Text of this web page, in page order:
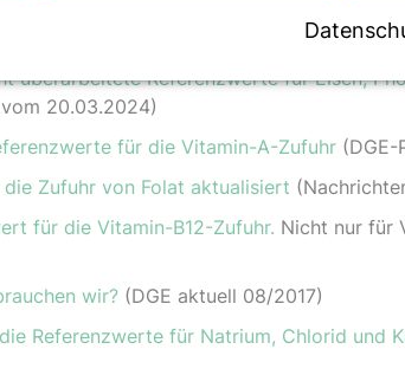
überarbeitete Referenzwerte für Eisen,
20.03.2024)
für die Vitamin-A-Zufuhr (DGE-
Zufuhr von Folat aktualisiert
für die Vitamin-B12-Zufuhr. Nicht nur für
wir? (DGE aktuell 08/2017)
Referenzwerte für Natrium, Chlorid und